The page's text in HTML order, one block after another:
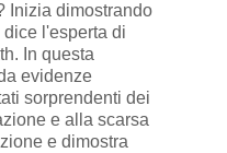
Inizia dimostrando
l'esperta di
In questa
evidenze
sorprendenti dei
e alla scarsa
e dimostra